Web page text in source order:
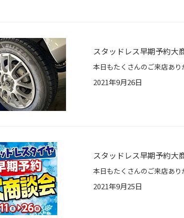
スタッドレス早期予約大
2021年9月26日
スタッドレス早期予約大
2021年9月25日